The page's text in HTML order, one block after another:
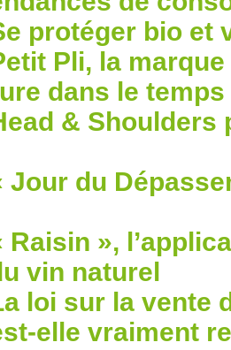
protéger bio et
Pli, la
dans le temps
& Shoulders
Jour du
Raisin »,
vin naturel
loi sur la vente
elle vraiment